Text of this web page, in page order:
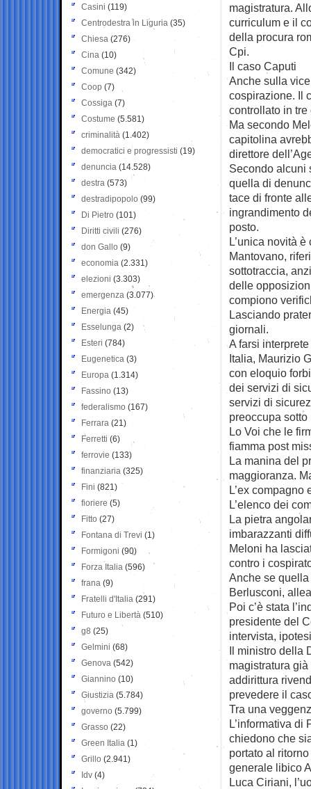
magistratura.
curriculum e il
della procura
Cpi.
Il caso Caputi
Anche sulla
cospirazione. Il
controllato in
Ma secondo
capitolina
direttore
Secondo alcuni
quella di
tace di fronte
ingrandimento
posto.
L’unica novità
Mantovano,
sottotraccia,
delle
compiono
Lasciando
giornali.
A farsi
Italia, Maurizio
con eloquio
dei servizi di
servizi di
preoccupa
Lo Voi che le
fiamma post
La manina del
maggioranza.
L’ex compagno
L’elenco dei
La pietra
imbarazzanti
Meloni ha
contro i
Anche se
Berlusconi,
Poi c’è stata
presidente del
intervista,
Il ministro della
magistratura
addirittura
prevedere il
Tra una
L’informativa
chiedono che
portato al
generale libico
Luca Ciriani,
Casini (119)
Centrodestra in Liguria (35)
Chiesa (276)
Cina (10)
Comune (342)
Coop (7)
Cossiga (7)
Costume (5.581)
criminalità (1.402)
democratici e progressisti (19)
denuncia (14.528)
destra (573)
destradipopolo (99)
Di Pietro (101)
Diritti civili (276)
don Gallo (9)
economia (2.331)
elezioni (3.303)
emergenza (3.077)
Energia (45)
Esselunga (2)
Esteri (784)
Eugenetica (3)
Europa (1.314)
Fassino (13)
federalismo (167)
Ferrara (21)
Ferretti (6)
ferrovie (133)
finanziaria (325)
Fini (821)
fioriere (5)
Fitto (27)
Fontana di Trevi (1)
Formigoni (90)
Forza Italia (596)
frana (9)
Fratelli d'Italia (291)
Futuro e Libertà (510)
g8 (25)
Gelmini (68)
Genova (542)
Giannino (10)
Giustizia (5.784)
governo (5.799)
Grasso (22)
Green Italia (1)
Grillo (2.941)
Idv (4)